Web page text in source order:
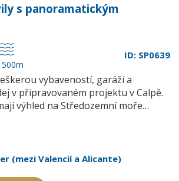
s panoramatickým
500m
ID: SP0639
vybaveností, garáží a
v připravovaném projektu v Calpě.
výhled na Středozemní moře…
(mezi Valencií a Alicante)